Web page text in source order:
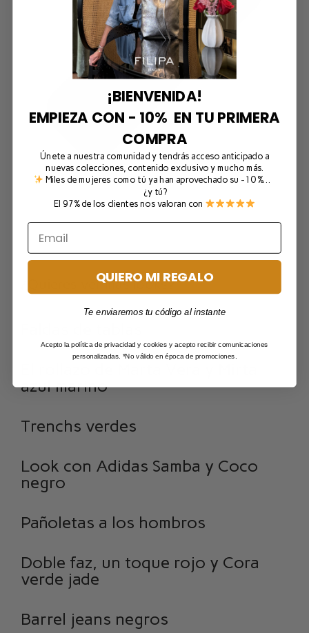
¿Quieres ver más looks?
azul marino
Trenchs verdes
Look con Adidas Samba y Coco
negro
Pañoletas a los hombros
Doble faz, un toque rojo y Cora
verde jade
Barrel jeans negros
¡BIENVENIDA!
EMPIEZA CON - 10% EN TU PRIMERA
COMPRA
Únete a nuestra comunidad y tendrás acceso anticipado a
nuevas colecciones, contenido exclusivo y mucho más.
Miles de mujeres como tú ya han aprovechado su -10 %…
¿y tú?
El 97% de los clientes nos valoran con
QUIERO MI REGALO
Te enviaremos tu código al instante
Acepto la política de privacidad y cookies y acepto recibir comunicaciones
personalizadas. *No válido en época de promociones.